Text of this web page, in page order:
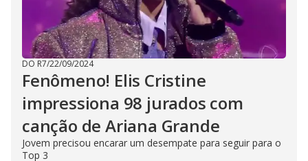
DO R7/22/09/2024
Fenômeno! Elis Cristine
impressiona 98 jurados com
canção de Ariana Grande
Jovem precisou encarar um desempate para seguir para o
Top 3